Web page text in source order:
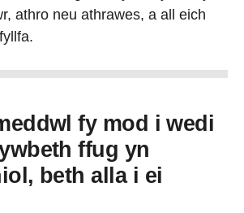
athro neu athrawes, a all eich
fy mod i wedi
ffug yn
beth alla i ei